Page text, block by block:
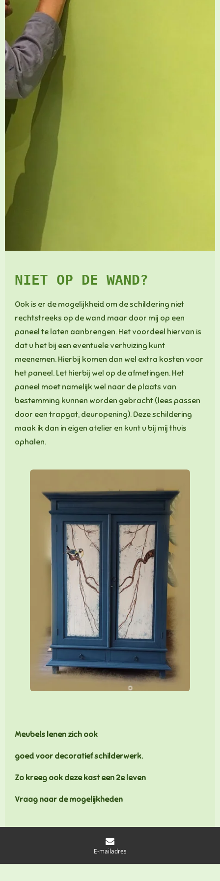
NIET OP DE WAND?
Ook is er de mogelijkheid om de schildering niet
rechtstreeks op de wand maar door mij op een
paneel te laten aanbrengen. Het voordeel hiervan is
dat u het bij een eventuele verhuizing kunt
meenemen. Hierbij komen dan wel extra kosten voor
het paneel. Let hierbij wel op de afmetingen. Het
paneel moet namelijk wel naar de plaats van
bestemming kunnen worden gebracht (lees passen
door een trapgat, deuropening). Deze schildering
maak ik dan in eigen atelier en kunt u bij mij thuis
ophalen.
Meubels lenen zich ook
goed voor decoratief schilderwerk.
Zo kreeg ook deze kast een 2e leven
Vraag naar de mogelijkheden
E-mailadres